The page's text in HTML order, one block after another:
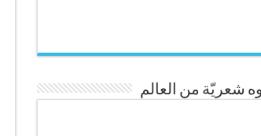
شعريّة من العالم